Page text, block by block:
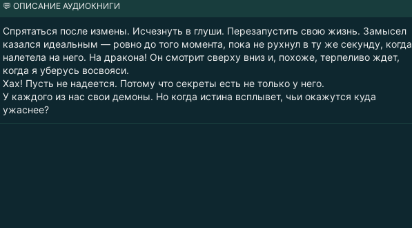
💬 ОПИСАНИЕ АУДИОКНИГИ
Спрятаться после измены. Исчезнуть в глуши. Перезапустить свою жизнь. Замысел
казался идеальным — ровно до того момента, пока не рухнул в ту же секунду,
налетела на него. На дракона! Он смотрит сверху вниз и, похоже, терпеливо ждет,
когда я уберусь восвояси.
Хах! Пусть не надеется. Потому что секреты есть не только у него.
У каждого из нас свои демоны. Но когда истина всплывет, чьи окажутся куда
ужаснее?